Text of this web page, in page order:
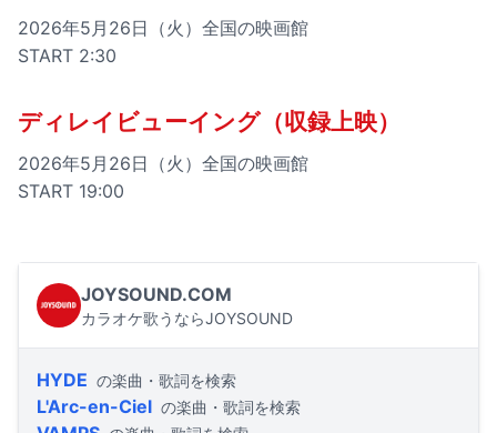
2026年5月26日（火）全国の映画館
START 2:30
ディレイビューイング（収録上映）
2026年5月26日（火）全国の映画館
START 19:00
JOYSOUND.COM
カラオケ歌うならJOYSOUND
HYDE の楽曲・歌詞を検索
L'Arc-en-Ciel の楽曲・歌詞を検索